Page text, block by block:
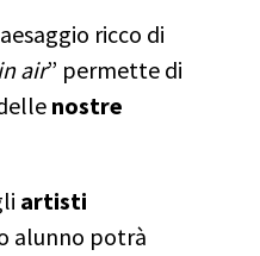
ricco di
air” permette di
nostre
artisti
alunno potrà